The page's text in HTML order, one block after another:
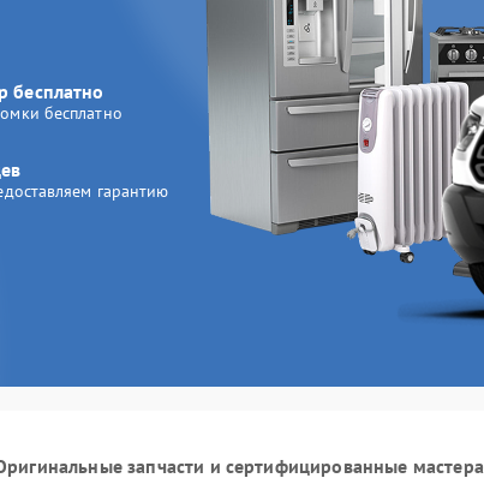
бесплатно
бесплатно
гарантию
запчасти и сертифицированные мастера